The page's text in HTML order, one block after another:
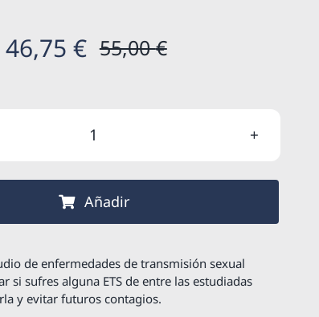
55,00€El
original
46,75€
El
Estudio
-
Y
GONORREA
cantidad
Añadir
de enfermedades de transmisión sexual
si sufres alguna ETS de entre las estudiadas
y evitar futuros contagios.